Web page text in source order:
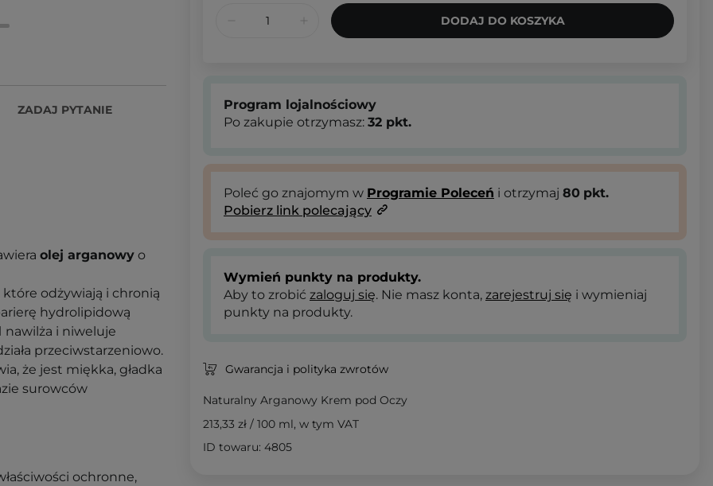
ZADAJ PYTANIE
olej arganowy o
które odżywiają i chronią
hydrolipidową
nawilża i niweluje
przeciwstarzeniowo.
że jest miękka, gładka
surowców
ochronne,
DODAJ DO KOSZYKA
Program lojalnościowy
Po zakupie otrzymasz: 32 pkt.
Poleć go znajomym w Programie Poleceń i otrzymaj 80 pkt.
Pobierz link polecający
Wymień punkty na produkty.
Aby to zrobić zaloguj się. Nie masz konta, zarejestruj się i wymieniaj
punkty na produkty.
Gwarancja i polityka zwrotów
Naturalny Arganowy Krem pod Oczy
213,33 zł / 100 ml, w tym VAT
ID towaru: 4805